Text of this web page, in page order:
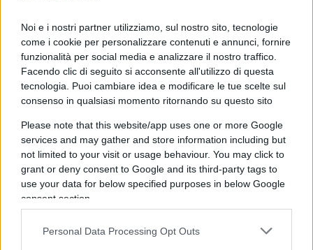
Noi e i nostri partner utilizziamo, sul nostro sito, tecnologie
come i cookie per personalizzare contenuti e annunci, fornire
funzionalità per social media e analizzare il nostro traffico.
Facendo clic di seguito si acconsente all'utilizzo di questa
tecnologia. Puoi cambiare idea e modificare le tue scelte sul
consenso in qualsiasi momento ritornando su questo sito
Please note that this website/app uses one or more Google
services and may gather and store information including but
not limited to your visit or usage behaviour. You may click to
grant or deny consent to Google and its third-party tags to
use your data for below specified purposes in below Google
consent section.
Personal Data Processing Opt Outs
per non fare quello che non hanno alcuna
capacità ed intenzione di fare: pescare.
Insomma e di questi esempi se ne potrebbero
fare centinaia, nel paese che ha inventato gli
“imbarcati di Teulada” e ilreddito di
cittadinanza erogato a mafiosi e ndranghetisti
quello che ci indigna è il bonus preso da qualche
politico che probabilmente non resterà politico a
professione, sempre che ne avesse una